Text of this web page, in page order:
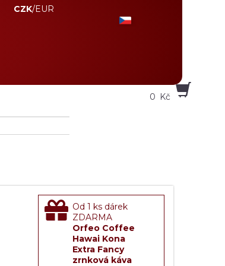
CZK/EUR
0 Kč
Od 1 ks dárek
ZDARMA
Orfeo Coffee
Hawai Kona
Extra Fancy
zrnková káva